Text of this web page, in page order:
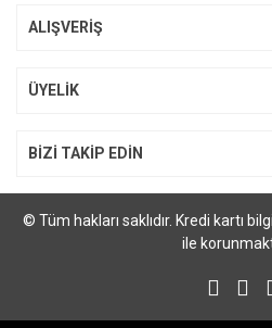
ALIŞVERİŞ
ÜYELİK
BİZİ TAKİP EDİN
© Tüm hakları saklıdır. Kredi kartı
ile